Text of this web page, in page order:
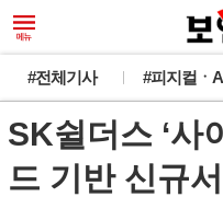
#전체기사 #피지컬ㆍ
SK쉴더스 ‘사
드 기반 신규